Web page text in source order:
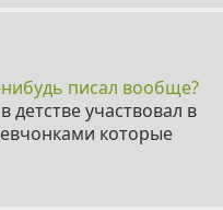
писал вообще?
детстве участвовал в
которые